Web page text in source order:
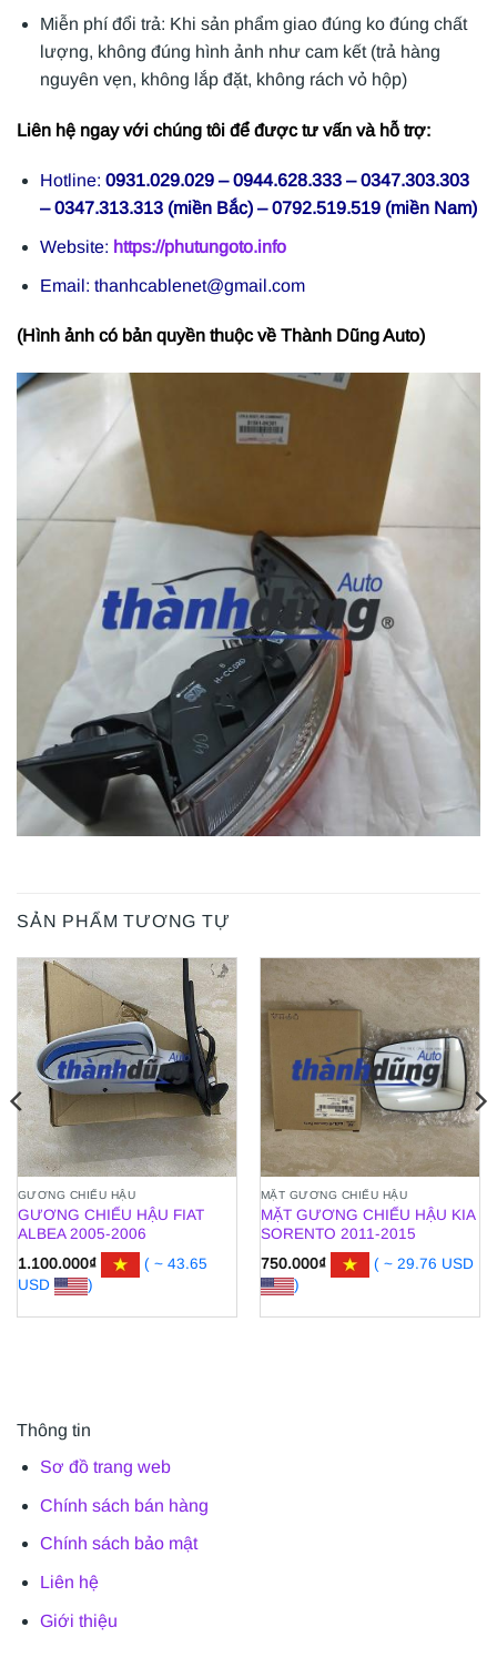
Miễn phí đổi trả: Khi sản phẩm giao đúng ko đúng chất
lượng, không đúng hình ảnh như cam kết (trả hàng
nguyên vẹn, không lắp đặt, không rách vỏ hộp)
Liên hệ ngay với chúng tôi để được tư vấn và hỗ trợ:
Hotline: 0931.029.029 – 0944.628.333 – 0347.303.303
– 0347.313.313 (miền Bắc) – 0792.519.519 (miền Nam)
Website: https://phutungoto.info
Email: thanhcablenet@gmail.com
(Hình ảnh có bản quyền thuộc về Thành Dũng Auto)
SẢN PHẨM TƯƠNG TỰ
GƯƠNG CHIẾU HẬU
GƯƠNG CHIẾU HẬU FIAT
ALBEA 2005-2006
1.100.000₫
( ~ 43.65
USD
)
MẶT GƯƠNG CHIẾU HẬU
MẶT GƯƠNG CHIẾU HẬU KIA
SORENTO 2011-2015
750.000₫
( ~ 29.76 USD
)
Thông tin
Sơ đồ trang web
Chính sách bán hàng
Chính sách bảo mật
Liên hệ
Giới thiệu